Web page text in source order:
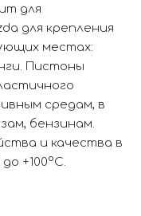
для
для крепления
местах:
Пистоны
средам, в
бензинам.
и качества в
+100°С.